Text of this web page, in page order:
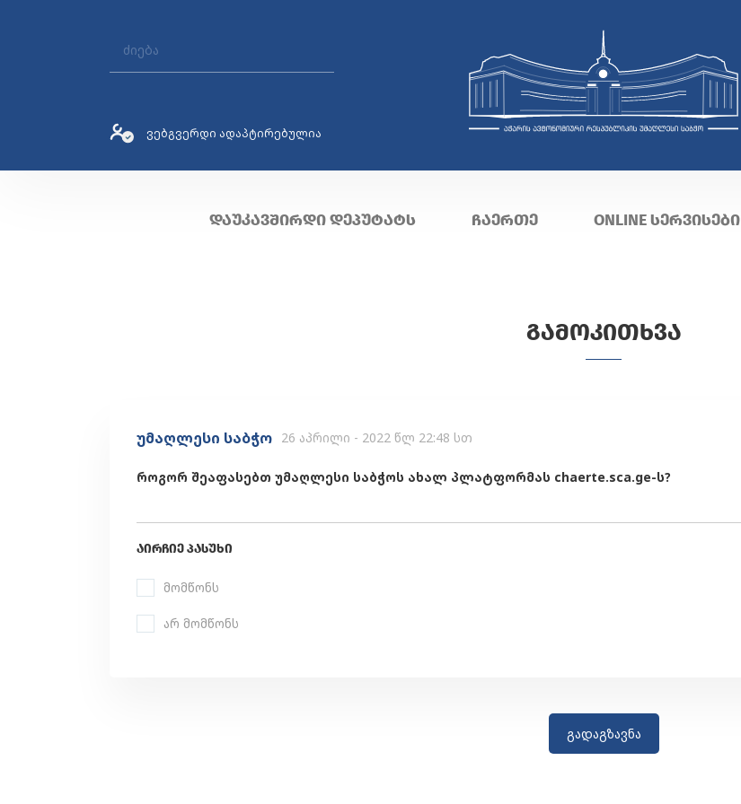
ვებგვერდი ადაპტირებულია
ᲓᲐᲣᲙᲐᲕᲨᲘᲠᲓᲘ ᲓᲔᲞᲣᲢᲐᲢᲡ ᲩᲐᲔᲠᲗᲔ ONLINE ᲡᲔᲠᲕᲘᲡᲔᲑᲘ
ᲒᲐᲛᲝᲙᲘᲗᲮᲕᲐ
უმაღლესი საბჭო 26 აპრილი - 2022 წლ 22:48 სთ
როგორ შეაფასებთ უმაღლესი საბჭოს ახალ პლატფორმას chaerte.sca.ge-ს?
ᲐᲘᲠᲩᲘᲔ ᲞᲐᲡᲣᲮᲘ
მომწონს
არ მომწონს
გადაგზავნა